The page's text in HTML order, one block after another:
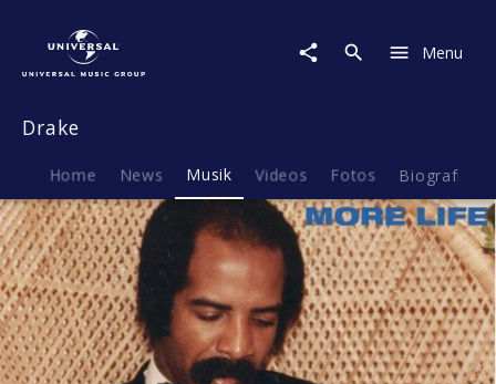
Life
Menu
Drake
Home News Musik Videos Fotos Biografie